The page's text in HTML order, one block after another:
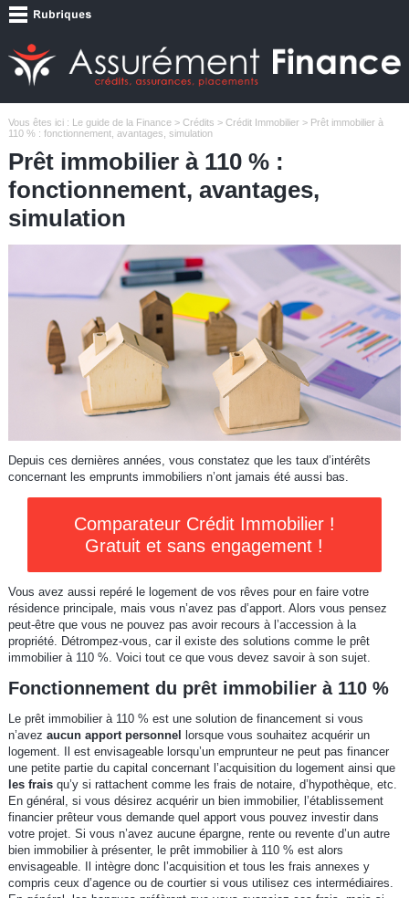
Vous êtes ici : Le guide de la Finance> Crédits > Crédit Immobilier> Prêt immobilier à
110 % : fonctionnement, avantages, simulation
Prêt immobilier à 110 % :
fonctionnement, avantages,
simulation
Depuis ces dernières années, vous constatez que les taux d’intérêts
concernant les emprunts immobiliers n’ont jamais été aussi bas.
Comparateur Crédit Immobilier !
Gratuit et sans engagement !
Vous avez aussi repéré le logement de vos rêves pour en faire votre
résidence principale, mais vous n’avez pas d’apport. Alors vous pensez
peut-être que vous ne pouvez pas avoir recours à l’accession à la
propriété. Détrompez-vous, car il existe des solutions comme le prêt
immobilier à 110 %. Voici tout ce que vous devez savoir à son sujet.
Fonctionnement du prêt immobilier à 110 %
Le prêt immobilier à 110 % est une solution de financement si vous
n’avez aucun apport personnel
lorsque vous souhaitez acquérir un
logement. Il est envisageable lorsqu’un emprunteur ne peut pas financer
une petite partie du capital concernant l’acquisition du logement ainsi que
les fraisqu’y si rattachent comme les frais de notaire, d’hypothèque, etc.
En général, si vous désirez acquérir un bien immobilier, l’établissement
financier prêteur vous demande quel apport vous pouvez investir dans
votre projet. Si vous n’avez aucune épargne, rente ou revente d’un autre
bien immobilier à présenter, le prêt immobilier à 110 % est alors
envisageable. Il intègre donc l’acquisition et tous les frais annexes y
compris ceux d’agence ou de courtier si vous utilisez ces intermédiaires.